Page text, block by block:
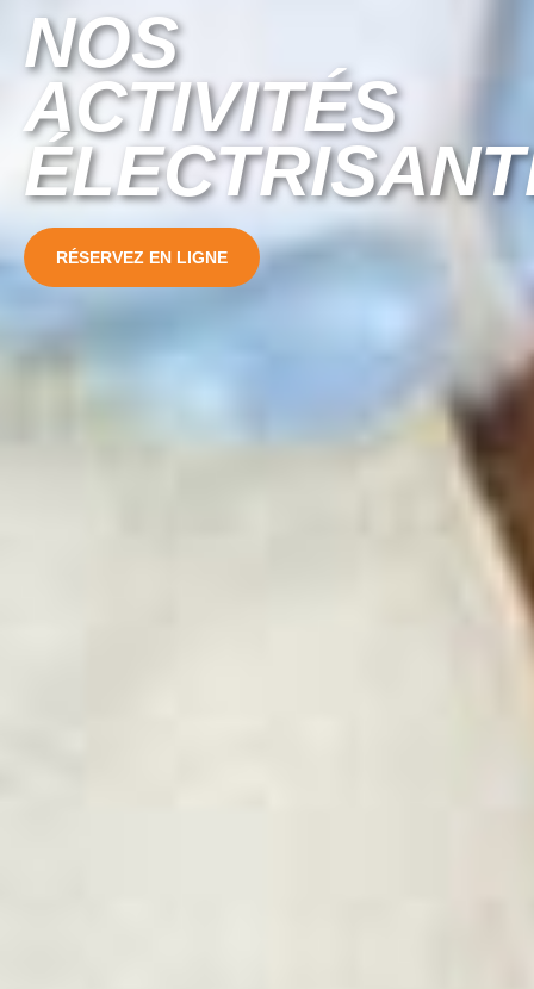
NOS
ACTIVITÉS
RÉSERVEZ EN LIGNE